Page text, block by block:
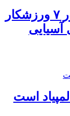
۲ مدال برنز نتیجه حضور ۷ ورزشکار
آسیایی
است